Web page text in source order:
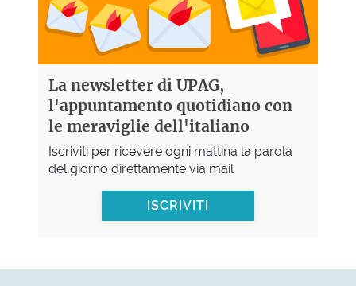
La newsletter di UPAG,
l'appuntamento quotidiano con
le meraviglie dell'italiano
Iscriviti per ricevere ogni mattina la parola
del giorno direttamente via mail
ISCRIVITI